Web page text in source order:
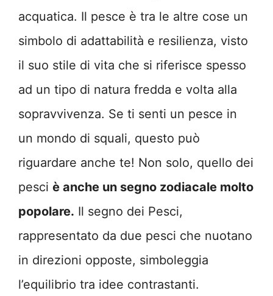
acquatica. Il pesce è tra le altre cose un
simbolo di adattabilità e resilienza, visto
il suo stile di vita che si riferisce spesso
ad un tipo di natura fredda e volta alla
sopravvivenza. Se ti senti un pesce in
un mondo di squali, questo può
riguardare anche te! Non solo, quello dei
pesci è anche un segno zodiacale molto
popolare. Il segno dei Pesci,
rappresentato da due pesci che nuotano
in direzioni opposte, simboleggia
l’equilibrio tra idee contrastanti.